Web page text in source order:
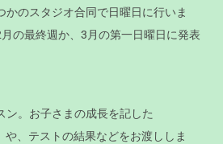
かのスタジオ合同で日曜日に行いま
の最終週か、3月の第一日曜日に発表
ン。お子さまの成長を記した
や、テストの結果などをお渡ししま